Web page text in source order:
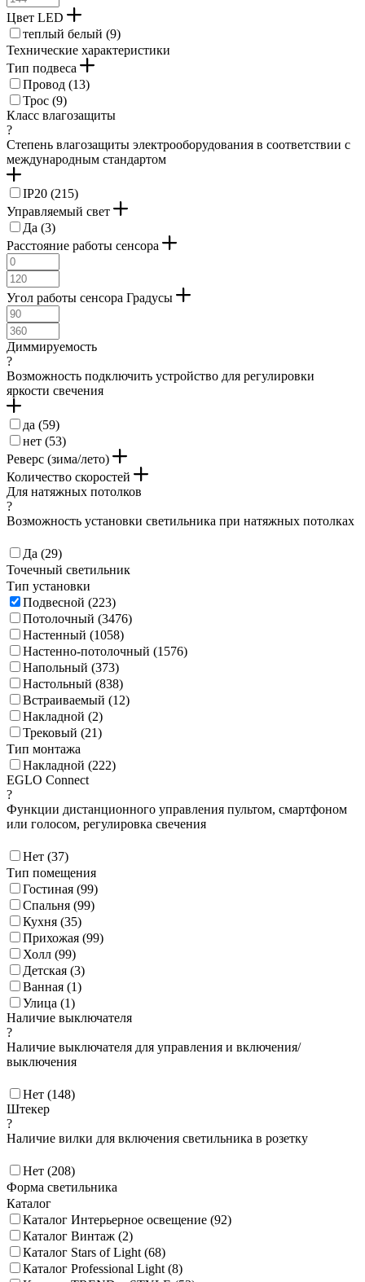
Цвет LED
теплый белый (9)
Технические характеристики
Тип подвеса
Провод (13)
Трос (9)
Класс влагозащиты
?
Степень влагозащиты электрооборудования в соответствии с
международным стандартом
IP20 (215)
Управляемый свет
Да (3)
Расстояние работы сенсора
Угол работы сенсора Градусы
Диммируемость
?
Возможность подключить устройство для регулировки
яркости свечения
да (59)
нет (53)
Реверс (зима/лето)
Количество скоростей
Для натяжных потолков
?
Возможность установки светильника при натяжных потолках
Да (29)
Точечный светильник
Тип установки
Подвесной (223)
Потолочный (3476)
Настенный (1058)
Настенно-потолочный (1576)
Напольный (373)
Настольный (838)
Встраиваемый (12)
Накладной (2)
Трековый (21)
Тип монтажа
Накладной (222)
EGLO Connect
?
Функции дистанционного управления пультом, смартфоном
или голосом, регулировка свечения
Нет (37)
Тип помещения
Гостиная (99)
Спальня (99)
Кухня (35)
Прихожая (99)
Холл (99)
Детская (3)
Ванная (1)
Улица (1)
Наличие выключателя
?
Наличие выключателя для управления и включения/
выключения
Нет (148)
Штекер
?
Наличие вилки для включения светильника в розетку
Нет (208)
Форма светильника
Каталог
Каталог Интерьерное освещение (92)
Каталог Винтаж (2)
Каталог Stars of Light (68)
Каталог Professional Light (8)